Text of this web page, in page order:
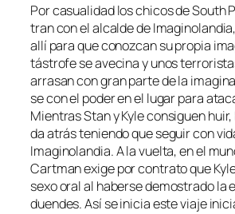
Por ca­sua­li­dad los chi­cos de South
tran con el al­cal­de de
allí pa­ra que co­noz­can su pro­pia
tás­tro­fe se ave­ci­na y unos
arra­san con gran par­te de la
se con el po­der en el lu­gar pa­ra
Mientras Stan y Kyle con­si­guen
da atrás te­nien­do que se­guir con
Imaginolandia. A la vuel­ta, en el
Cartman exi­ge por con­tra­to que
se­xo oral al ha­ber­se de­mos­tra­do la
duen­des. Así se ini­cia es­te via­je